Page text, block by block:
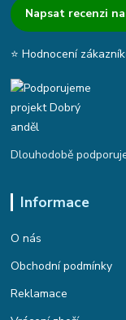
Napsat recenzi
⭐ Hodnocení
Dlouhodobě
Informace
O nás
Obchodní podmínky
Reklamace